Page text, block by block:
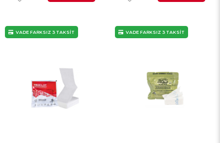
VADE FARKSIZ 3 TAKSİT VADE FARKSIZ 3 TAKSİT